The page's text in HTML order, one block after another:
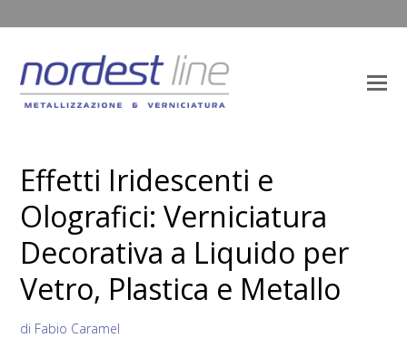
Effetti Iridescenti e
Olografici: Verniciatura
Decorativa a Liquido per
Vetro, Plastica e Metallo
di Fabio Caramel